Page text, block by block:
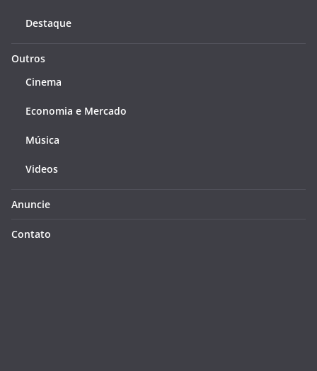
Destaque
Outros
Cinema
Economia e Mercado
Música
Videos
Anuncie
Contato